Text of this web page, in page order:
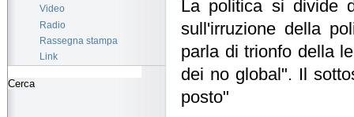
Video
Radio
Rassegna stampa
Link
La politica si divide
sull'irruzione della
parla di trionfo della
dei no global". Il
posto"